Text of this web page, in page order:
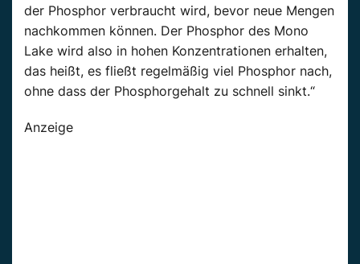
der Phosphor verbraucht wird, bevor neue Mengen
nachkommen können. Der Phosphor des Mono
Lake wird also in hohen Konzentrationen erhalten,
das heißt, es fließt regelmäßig viel Phosphor nach,
ohne dass der Phosphorgehalt zu schnell sinkt.“
Anzeige